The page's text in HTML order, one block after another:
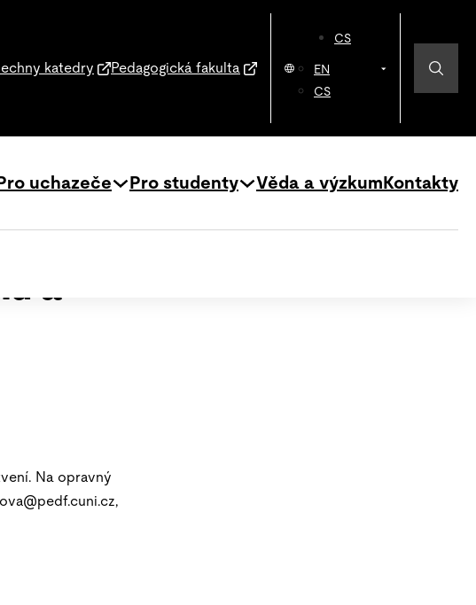
katedry Pedagogická fakulta
CS
EN
CS
Pro uchazeče Pro studenty Věda a výzkum Kontakty
a
Na opravný